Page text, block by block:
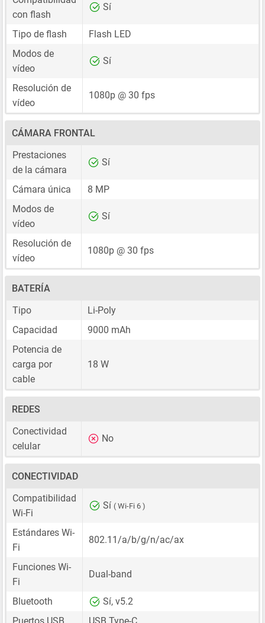
con flash
Sí
Tipo de flash
Flash LED
Modos de
vídeo
Sí
Resolución de
vídeo
1080p @ 30 fps
CÁMARA FRONTAL
Prestaciones
de la cámara
Sí
Cámara única
8 MP
Modos de
vídeo
Sí
Resolución de
vídeo
1080p @ 30 fps
BATERÍA
Tipo
Li-Poly
Capacidad
9000 mAh
Potencia de
carga por
cable
18 W
REDES
Conectividad
celular
No
CONECTIVIDAD
Compatibilidad
Wi-Fi
Sí ( Wi-Fi 6 )
Estándares Wi-
Fi
802.11/a/b/g/n/ac/ax
Funciones Wi-
Fi
Dual-band
Bluetooth
Sí, v5.2